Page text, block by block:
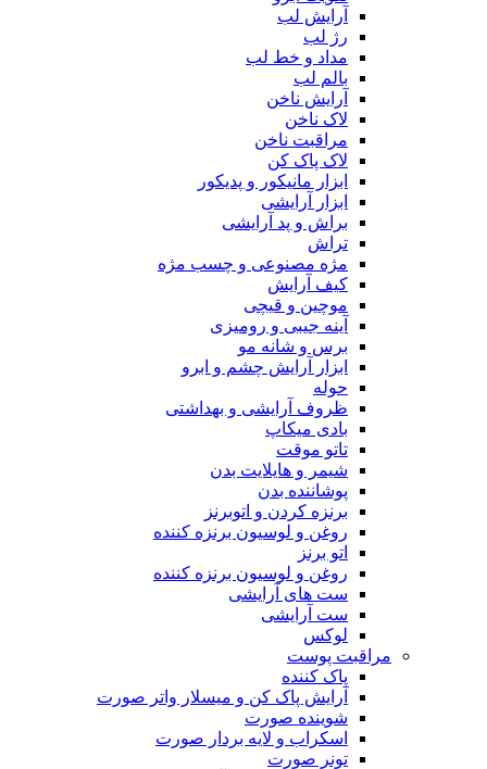
آرایش لب
رژ لب
مداد و خط لب
بالم لب
آرایش ناخن
لاک ناخن
مراقبت ناخن
لاک پاک کن
ابزار مانیکور و پدیکور
ابزار آرایشی
براش و پد آرایشی
تراش
مژه مصنوعی و چسب مژه
کیف آرایش
موچین و قیچی
آینه جیبی و رومیزی
برس و شانه مو
ابزار آرایش چشم و ابرو
حوله
ظروف آرایشی و بهداشتی
بادی میکاپ
تاتو موقت
شیمر و هایلایت بدن
پوشاننده بدن
برنزه کردن و اتوبرنز
روغن و لوسیون برنزه کننده
اتو برنز
روغن و لوسیون برنزه کننده
ست های آرایشی
ست آرایشی
لوکس
مراقبت پوست
پاک کننده
آرایش پاک کن و میسلار واتر صورت
شوینده صورت
اسکراب و لایه بردار صورت
تونر صورت